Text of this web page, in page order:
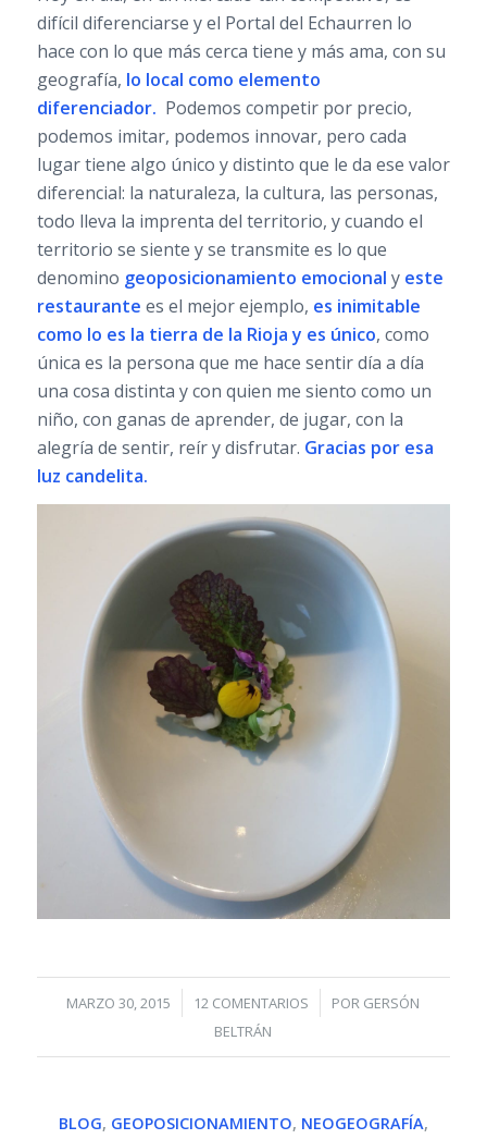
difícil diferenciarse y el Portal del Echaurren lo
hace con lo que más cerca tiene y más ama, con su
geografía, lo local como elemento
diferenciador. Podemos competir por precio,
podemos imitar, podemos innovar, pero cada
lugar tiene algo único y distinto que le da ese valor
diferencial: la naturaleza, la cultura, las personas,
todo lleva la imprenta del territorio, y cuando el
territorio se siente y se transmite es lo que
denomino geoposicionamiento emocional y este
restaurante es el mejor ejemplo, es inimitable
como lo es la tierra de la Rioja y es único, como
única es la persona que me hace sentir día a día
una cosa distinta y con quien me siento como un
niño, con ganas de aprender, de jugar, con la
alegría de sentir, reír y disfrutar. Gracias por esa
luz candelita.
MARZO 30, 2015
/ 12 COMENTARIOS
/ POR GERSÓN
BELTRÁN
BLOG, GEOPOSICIONAMIENTO, NEOGEOGRAFÍA,